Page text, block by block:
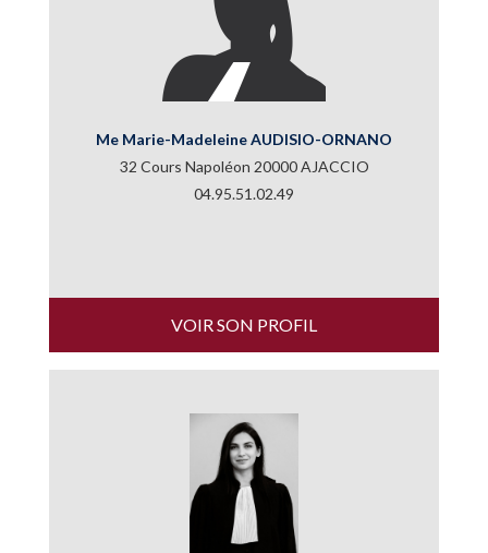
Me Marie-Madeleine AUDISIO-ORNANO
32 Cours Napoléon 20000 AJACCIO
04.95.51.02.49
VOIR SON PROFIL